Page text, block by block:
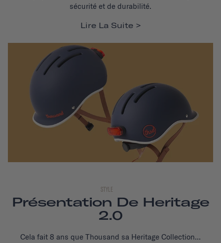
sécurité et de durabilité.
Lire La Suite
STYLE
Présentation De Heritage
2.0
Cela fait 8 ans que Thousand sa Heritage Collection...